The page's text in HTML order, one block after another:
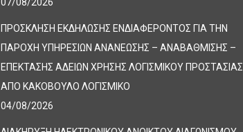
ΠΡΟΣΚΛΗΣΗ ΕΚΔΗΛΩΣΗΣ ΕΝΔΙΑΦΕΡΟΝΤΟΣ ΓΙΑ ΤΗΝ
ΠΑΡΟΧΗ ΥΠΗΡΕΣΙΩΝ ΑΝΑΝΕΩΣΗΣ – ΑΝΑΒΑΘΜΙΣΗΣ –
ΕΠΕΚΤΑΣΗΣ ΑΔΕΙΩΝ ΧΡΗΣΗΣ ΛΟΓΙΣΜΙΚΟΥ ΠΡΟΣΤΑΣΙΑΣ
ΑΠΟ ΚΑΚΟΒΟΥΛΟ ΛΟΓΙΣΜΙΚΟ
04/08/2026